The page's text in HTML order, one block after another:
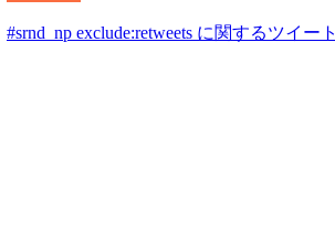
#srnd_np exclude:retweets に関するツイート